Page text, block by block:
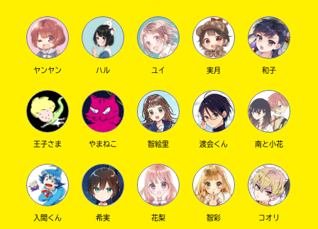
キーワードから探す
オフィシャルアカウント
ヤンヤン ハル ユイ 実月 和子
王子さま やまねこ 智絵里 渡会くん 南と小花
入間くん 希実 花梨 智彩 コオリ